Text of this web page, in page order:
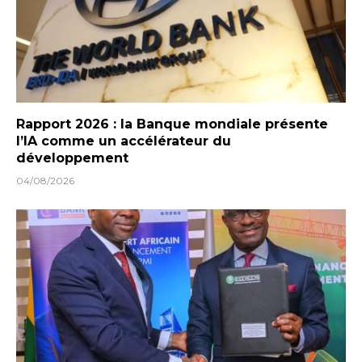
Rapport 2026 : la Banque mondiale présente
l’IA comme un accélérateur du
développement
04/08/2026